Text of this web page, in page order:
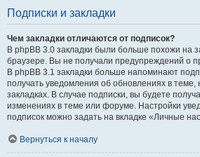
Подписки и закладки
Чем закладки отличаются от подписок?
В phpBB 3.0 закладки были больше похожи на
браузере. Вы не получали предупреждений о
В phpBB 3.1 закладки больше напоминают
получать уведомления об обновлениях в теме,
закладках. В случае подписки, вы будете
изменениях в теме или форуме. Настройки
подписок можно задать на вкладке «Личные
Вернуться к началу